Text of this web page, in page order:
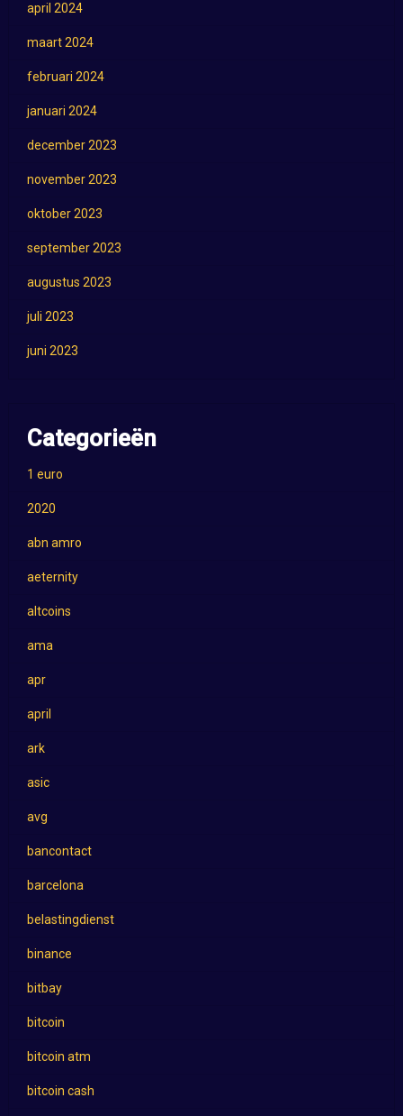
april 2024
maart 2024
februari 2024
januari 2024
december 2023
november 2023
oktober 2023
september 2023
augustus 2023
juli 2023
juni 2023
Categorieën
1 euro
2020
abn amro
aeternity
altcoins
ama
apr
april
ark
asic
avg
bancontact
barcelona
belastingdienst
binance
bitbay
bitcoin
bitcoin atm
bitcoin cash